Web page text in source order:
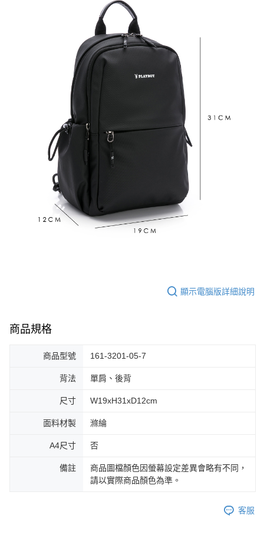
顯示電腦版詳細說明
商品規格
商品型號 161-3201-05-7
背法 單肩、後背
尺寸 W19xH31xD12cm
面料材製 滌綸
A4尺寸 否
備註
商品圖檔顏色因螢幕設定差異會略有不同，
請以實際商品顏色為準。
客服